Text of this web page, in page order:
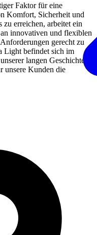
Faktor für eine
Komfort, Sicherheit und
erreichen, arbeitet ein
innovativen und flexiblen
gerecht zu
Light befindet sich im
langen Geschichte
unsere Kunden die